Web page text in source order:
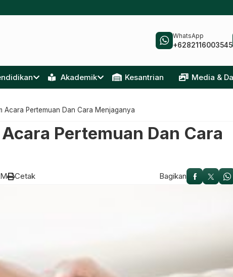
WhatsApp
+6282116003545
Akademik Kesantrian Media &
Acara Pertemuan Dan Cara Menjaganya
Pertemuan Dan Cara
Cetak Bagikan